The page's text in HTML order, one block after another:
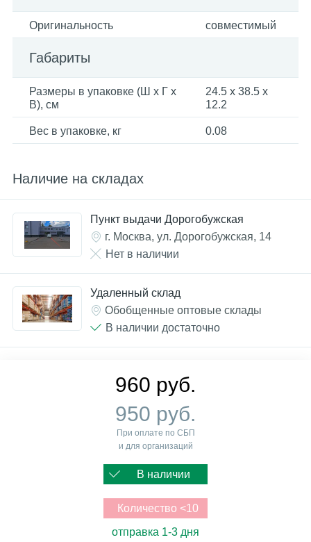
Оригинальность совместимый
Габариты
Размеры в упаковке (Ш x Г x
В), см
24.5 x 38.5 x
12.2
Вес в упаковке, кг 0.08
Наличие на складах
Пункт выдачи Дорогобужская
г. Москва, ул. Дорогобужская, 14
Нет в наличии
Удаленный склад
Обобщенные оптовые склады
В наличии достаточно
960 руб.
950 руб.
При оплате по СБП
и для организаций
В наличии
Количество <10
отправка 1-3 дня